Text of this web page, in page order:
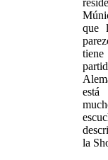
que
la